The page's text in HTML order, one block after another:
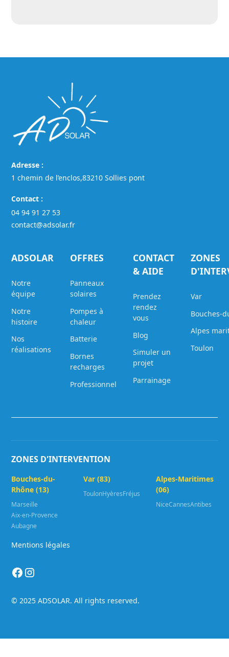
Adresse :
1 chemin de l’enclos,83210 Sollies pont
Contact :
04 94 91 27 53
contact@adsolar.fr
ADSOLAR
Notre
équipe
Notre
histoire
Nos
réalisations
OFFRES
Panneaux
solaires
Pompes à
chaleur
Batterie
Bornes
recharges
Professionnel
CONTACT
& AIDE
Prendez
rendez
vous
Blog
Simuler un
projet
Parrainage
ZONES
Var
Bouches-
Alpes
Toulon
ZONES D'INTERVENTION
Bouches-du-
Rhône (13)
Marseille
Aix-en-Provence
Aubagne
Var (83)
ToulonHyèresFréjus
Alpes-Maritimes
(06)
NiceCannesAntibes
© 2025 ADSOLAR. All rights reserved.
Mentions légales